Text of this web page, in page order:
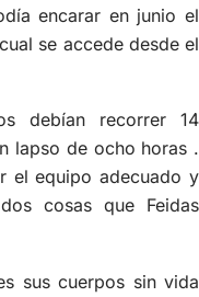
encarar en junio el
se accede desde el
debían recorrer 14
lapso de ocho horas .
el equipo adecuado y
cosas que Feidas
sus cuerpos sin vida